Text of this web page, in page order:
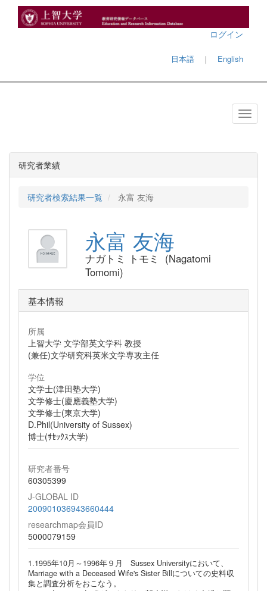
ログイン
日本語 ｜ English
研究者業績
研究者検索結果一覧 永富 友海
永富 友海
ナガトミ トモミ (Nagatomi
Tomomi)
基本情報
所属
上智大学 文学部英文学科 教授
(兼任)文学研究科英米文学専攻主任
学位
文学士(津田塾大学)
文学修士(慶應義塾大学)
文学修士(東京大学)
D.Phil(University of Sussex)
博士(ｻｾｯｸｽ大学)
研究者番号
60305399
J-GLOBAL ID
200901036943660444
researchmap会員ID
5000079159
1.1995年10月～1996年９月 Sussex Universityにおいて、
Marriage with a Deceased Wife's Sister Billについての史料収
集と調査分析をおこなう。